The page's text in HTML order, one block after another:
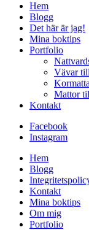
Hem
Blogg
Det här är jag!
Mina boktips
Portfolio
Vävar
Mattor
Kontakt
Facebook
Instagram
Hem
Blogg
Kontakt
Mina boktips
Om mig
Portfolio